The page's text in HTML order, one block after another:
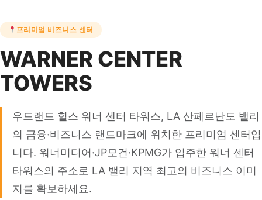
프리미엄 비즈니스 센터
WARNER CENTER
TOWERS
우드랜드 힐스 워너 센터 타워스, LA 산페르난도 밸리
의 금융·비즈니스 랜드마크에 위치한 프리미엄 센터입
니다. 워너미디어·JP모건·KPMG가 입주한 워너 센터
타워스의 주소로 LA 밸리 지역 최고의 비즈니스 이미
지를 확보하세요.